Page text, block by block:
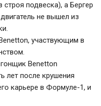
подвеска), а Бергер
не вышел из
участвующим в
Benetton
лет после крушения
карьере в Формуле-1, и